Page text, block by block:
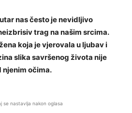
nas često je nevidljivo
trag na našim srcima.
koja je vjerovala u ljubav i
slika savršenog života nije
njenim očima.
se nastavlja nakon oglasa